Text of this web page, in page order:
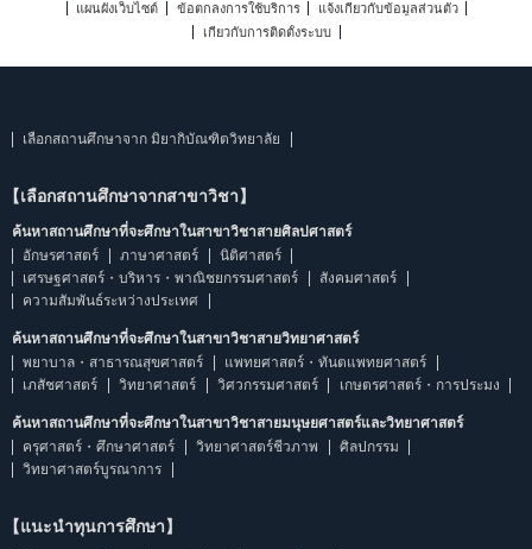
แผนผังเว็บไซต์
ข้อตกลงการใช้บริการ
แจ้งเกี่ยวกับข้อมูลส่วนตัว
เกี่ยวกับการติดตั้งระบบ
เลือกสถานศึกษาจาก มิยากิบัณฑิตวิทยาลัย
【เลือกสถานศึกษาจากสาขาวิชา】
ค้นหาสถานศึกษาที่จะศึกษาในสาขาวิชาสายศิลปศาสตร์
อักษรศาสตร์
ภาษาศาสตร์
นิติศาสตร์
เศรษฐศาสตร์・บริหาร・พาณิชยกรรมศาสตร์
สังคมศาสตร์
ความสัมพันธ์ระหว่างประเทศ
ค้นหาสถานศึกษาที่จะศึกษาในสาขาวิชาสายวิทยาศาสตร์
พยาบาล・สาธารณสุขศาสตร์
แพทยศาสตร์・ทันตแพทยศาสตร์
เภสัชศาสตร์
วิทยาศาสตร์ วิศวกรรมศาสตร์ เกษตรศาสตร์・การประมง
ค้นหาสถานศึกษาที่จะศึกษาในสาขาวิชาสายมนุษยศาสตร์และวิทยาศาสตร์
ครุศาสตร์・ศึกษาศาสตร์
วิทยาศาสตร์ชีวภาพ
ศิลปกรรม
วิทยาศาสตร์บูรณาการ
【แนะนำทุนการศึกษา】